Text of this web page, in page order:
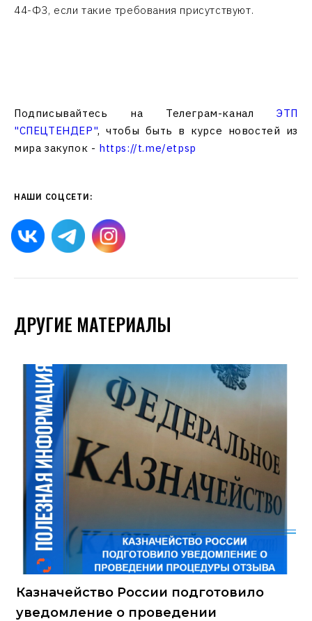
44-ФЗ, если такие требования присутствуют.
Подписывайтесь на Телеграм-каналЭТП
"СПЕЦТЕНДЕР", чтобы быть в курсе новостей из
мира закупок - https://t.me/etpsp
НАШИ СОЦСЕТИ:
ДРУГИЕ МАТЕРИАЛЫ
Казначейство России подготовило
уведомление о проведении